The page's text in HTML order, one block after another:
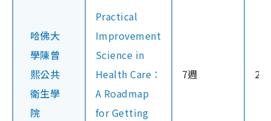
哈佛大
學陳曾
熙公共
衛生學
院
Practical
Improvement
Science in
Health Care：
A Roadmap
for Getting
7週